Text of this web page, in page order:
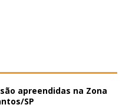
apreendidas na Zona
SP